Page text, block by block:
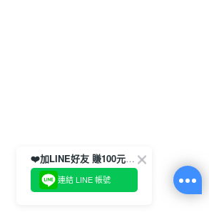
❤️加LINE好友 賺100元券！
連結 LINE 帳號